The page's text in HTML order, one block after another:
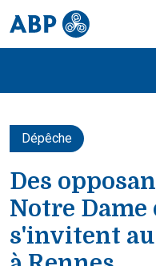
Dépêche
Des
Notre Dame
s'invitent